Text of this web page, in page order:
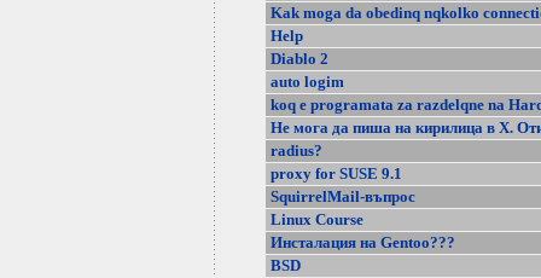
Kak moga da obedinq nqkolko
Help
Diablo 2
auto logim
koq e programata za razdelqne na
Не мога да пиша на кирилица в Х.
radius?
proxy for SUSE 9.1
SquirrelMail-въпрос
Linux Course
Инсталация на Gentoo???
BSD